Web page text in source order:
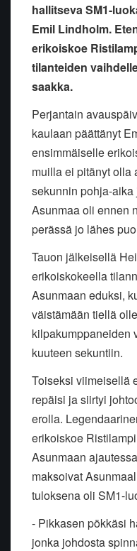
hallitseva SM1-
Emil Lindholm.
erikoiskoe
tilanteiden
saakka.
Perjantain
kaulaan päättänyt
ensimmäiselle
muilla ei pitänyt olla
sekunnin pohja-aika
Asunmaa oli ennen
perässä jo lähes
Tauon jälkeisellä
erikoiskokeella
Asunmaan eduksi,
väistämään tiellä
kilpakumppaneiden
kuuteen sekuntiin.
Toiseksi viimeisellä
repäisi ja siirtyi
erolla.
erikoiskoe
Asunmaan
maksoivat
tuloksena oli SM1-
- Pikkasen pökkäsi
jonka johdosta